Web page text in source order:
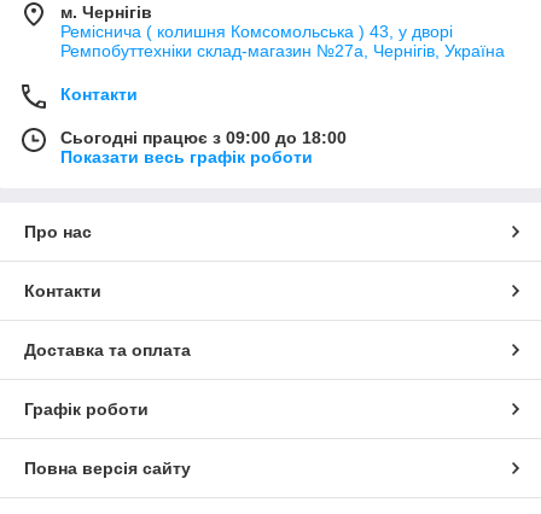
м. Чернігів
Реміснича ( колишня Комсомольська ) 43, у дворі
Ремпобуттехніки склад-магазин №27a, Чернігів, Україна
Контакти
Сьогодні працює з 09:00 до 18:00
Показати весь графік роботи
Про нас
Контакти
Доставка та оплата
Графік роботи
Повна версія сайту